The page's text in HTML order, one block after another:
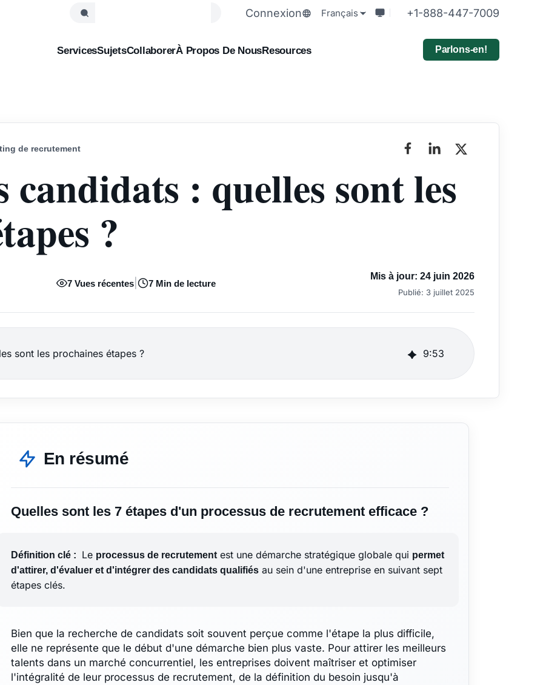
Connexion Français +1-888-447-7009
ServicesSujetsCollaborerÀ Propos De NousResources Parlons-en!
de recrutement
candidats : quelles sont les
?
7 Vues récentes| 7 Min de lecture
Mis à jour:24 juin 2026
Publié: 3 juillet 2025
sont les prochaines étapes ? 9:53
En résumé
Quelles sont les 7 étapes d'un processus de recrutement efficace ?
Définition clé : Le processus de recrutementest une démarche stratégique globale qui permet
d'attirer, d'évaluer et d'intégrer des candidats qualifiés au sein d'une entreprise en suivant sept
étapes clés.
Bien que la recherche de candidats soit souvent perçue comme l'étape la plus difficile,
elle ne représente que le début d'une démarche bien plus vaste. Pour attirer les meilleurs
talents dans un marché concurrentiel, les entreprises doivent maîtriser et optimiser
l'intégralité de leur processus de recrutement, de la définition du besoin jusqu'à